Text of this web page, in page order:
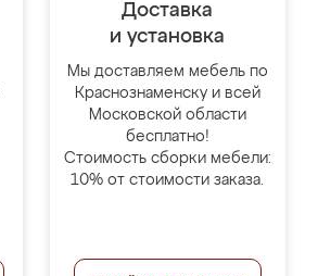
Доставка
и установка
Мы доставляем мебель по
Краснознаменску и всей
Московской области
бесплатно!
Стоимость сборки мебели:
10% от стоимости заказа.